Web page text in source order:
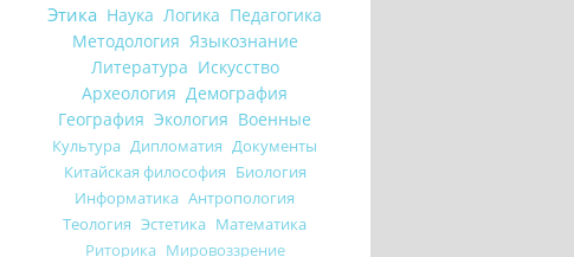
Этика Наука Логика Педагогика
Методология Языкознание
Литература Искусство
Археология Демография
География Экология Военные
Культура Дипломатия Документы
Китайская философия Биология
Информатика Антропология
Теология Эстетика Математика
Риторика Мировоззрение